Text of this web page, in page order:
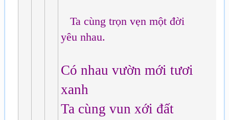
Ta cùng trọn vẹn một đời
yêu nhau.
Có nhau vườn mới tươi
xanh
Ta cùng vun xới đất